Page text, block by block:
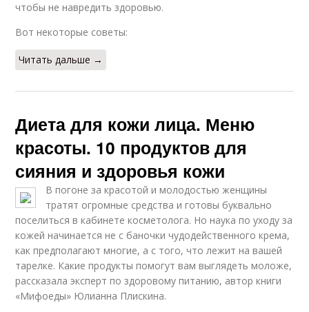
чтобы не навредить здоровью.
Вот некоторые советы:
Читать дальше →
Диета для кожи лица. Меню
красоты. 10 продуктов для
сияния и здоровья кожи
В погоне за красотой и молодостью женщины
тратят огромные средства и готовы буквально
поселиться в кабинете косметолога. Но наука по уходу за
кожей начинается не с баночки чудодейственного крема,
как предполагают многие, а с того, что лежит на вашей
тарелке. Какие продукты помогут вам выглядеть моложе,
рассказала эксперт по здоровому питанию, автор книги
«Мифоеды» Юлианна Плискина.